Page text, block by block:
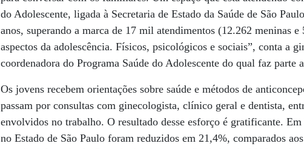
do Adolescente, ligada à Secretaria de Estado da Saúde de São
anos, superando a marca de 17 mil atendimentos (12.262 meninas
aspectos da adolescência. Físicos, psicológicos e sociais”, conta a
coordenadora do Programa Saúde do Adolescente do qual faz parte
Os jovens recebem orientações sobre saúde e métodos de
passam por consultas com ginecologista, clínico geral e dentista,
envolvidos no trabalho. O resultado desse esforço é gratificante.
no Estado de São Paulo foram reduzidos em 21,4%, comparados